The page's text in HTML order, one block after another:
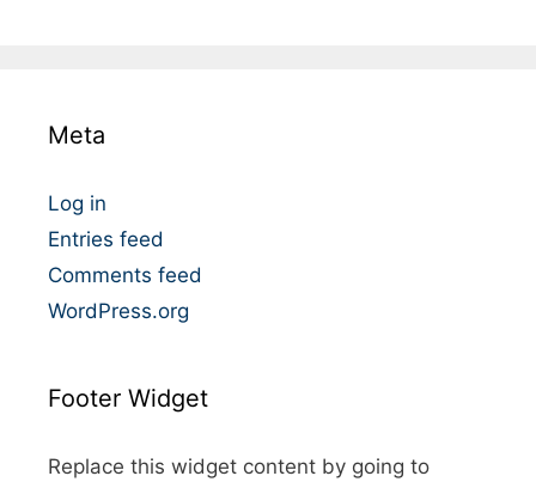
r
e
s
Meta
Log in
Entries feed
Comments feed
WordPress.org
Footer Widget
Replace this widget content by going to